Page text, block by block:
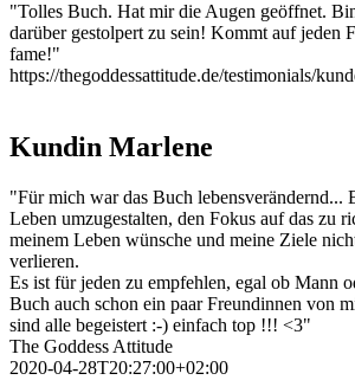
"Tolles Buch. Hat mir die Augen geöffnet.
darüber gestolpert zu sein! Kommt auf jeden
fame!"
https://thegoddessattitude.de/testimonials/
Kundin Marlene
"Für mich war das Buch lebensverändernd...
Leben umzugestalten, den Fokus auf das zu
meinem Leben wünsche und meine Ziele
verlieren.
Es ist für jeden zu empfehlen, egal ob Mann
Buch auch schon ein paar Freundinnen von
sind alle begeistert :-) einfach top !!! <3"
The Goddess Attitude
2020-04-28T20:27:00+02:00